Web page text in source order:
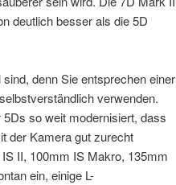
deutlich besser als die 5D
denn Sie entsprechen einer
verwenden.
so weit modernisiert, dass
der Kamera gut zurecht
II, 100mm IS Makro, 135mm
ein, einige L-